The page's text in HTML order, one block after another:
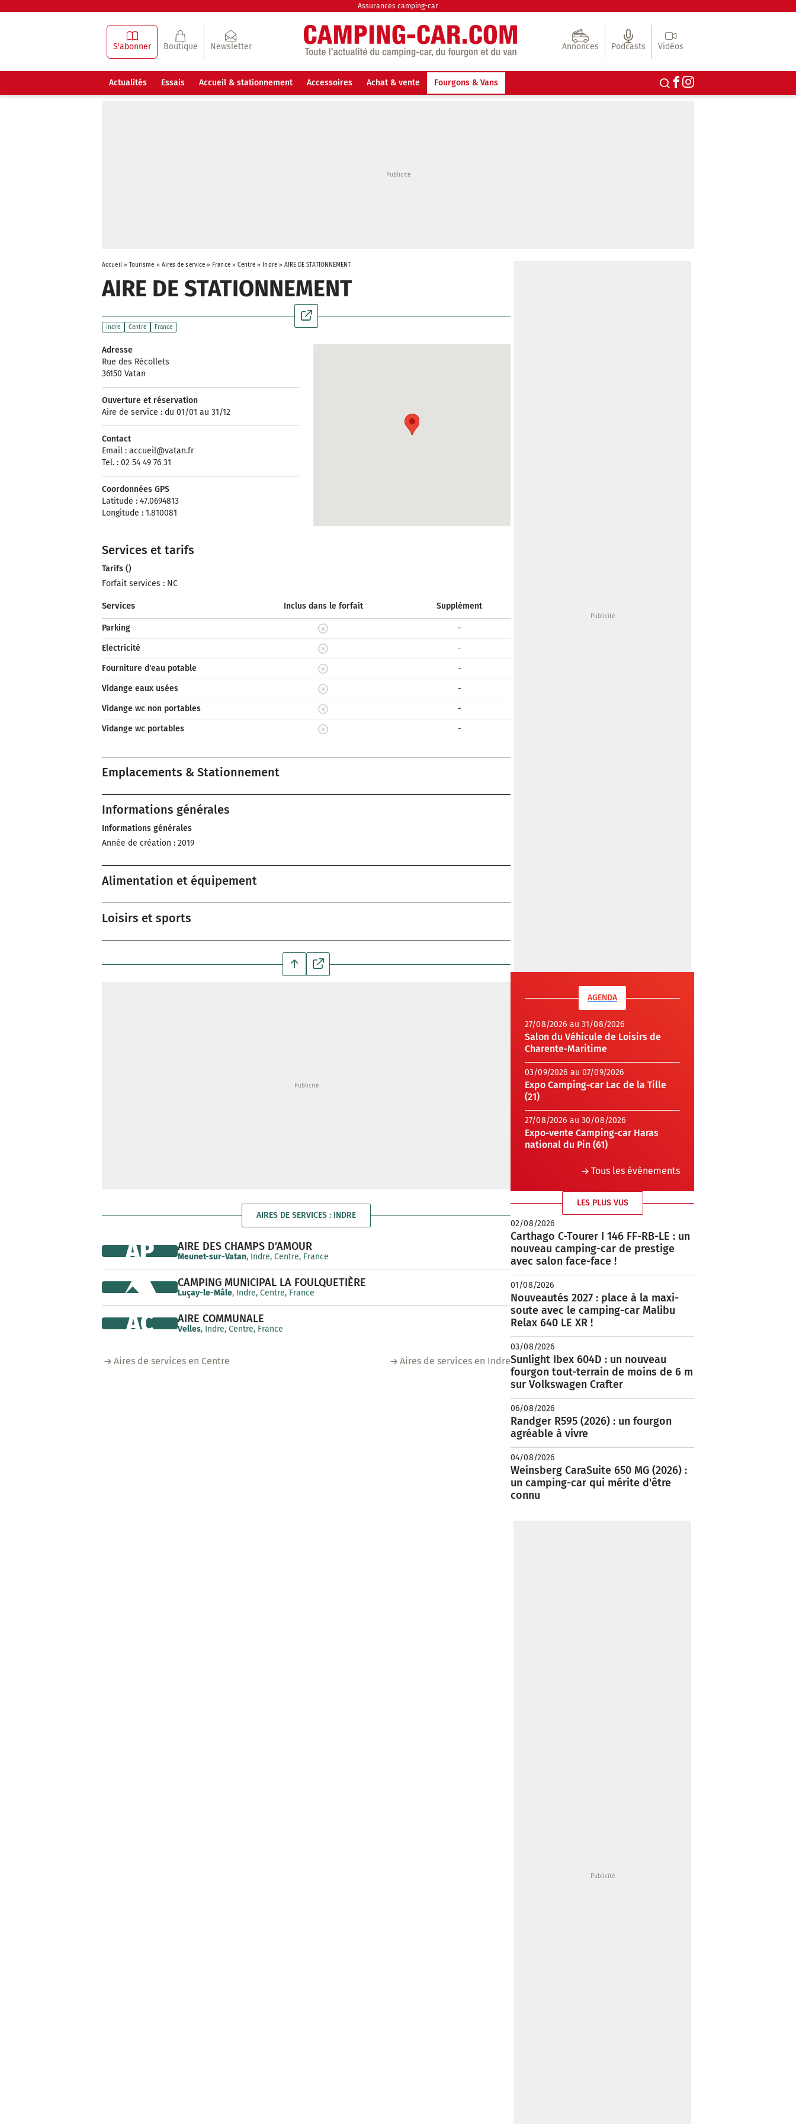
Assurances camping-car
S'abonner Boutique Newsletter Annonces Podcasts Vidéos
Actualités Essais Accueil & stationnement Accessoires Achat & vente Fourgons & Vans
Accueil» Tourisme » Aires de service » France» Centre » Indre» AIRE DE STATIONNEMENT
AIRE DE STATIONNEMENT
Indre Centre France
Adresse
Rue des Récollets
36150 Vatan
Ouverture et réservation
Aire de service : du 01/01 au 31/12
Contact
Email : accueil@vatan.fr
Tel. : 02 54 49 76 31
Coordonnées GPS
Latitude : 47.0694813
Longitude : 1.810081
Services et tarifs
Tarifs ()
Forfait services : NC
Services Inclus dans le forfait Supplément
Parking
-
Electricité
-
Fourniture d'eau potable
-
Vidange eaux usées
-
Vidange wc non portables
-
Vidange wc portables
-
Emplacements & Stationnement
Informations générales
Informations générales
Année de création : 2019
Alimentation et équipement
Loisirs et sports
AIRES DE SERVICES : INDRE
AIRE DES CHAMPS D’AMOUR
Meunet-sur-Vatan, Indre, Centre, France
AP
CAMPING MUNICIPAL LA FOULQUETIÈRE
Luçay-le-Mâle, Indre, Centre, France
AIRE COMMUNALE
Velles, Indre, Centre, France
AC
Aires de services en Centre Aires de services en Indre
AGENDA
27/08/2026 au 31/08/2026
Salon du Véhicule de Loisirs de
Charente-Maritime
03/09/2026 au 07/09/2026
Expo Camping-car Lac de la Tille
(21)
27/08/2026 au 30/08/2026
Expo-vente Camping-car Haras
national du Pin (61)
Tous les évènements
LES PLUS VUS
02/08/2026
Carthago C-Tourer I 146 FF-RB-LE : un
nouveau camping-car de prestige
avec salon face-face !
01/08/2026
Nouveautés 2027 : place à la maxi-
soute avec le camping-car Malibu
Relax 640 LE XR !
03/08/2026
Sunlight Ibex 604D : un nouveau
fourgon tout-terrain de moins de 6 m
sur Volkswagen Crafter
06/08/2026
Randger R595 (2026) : un fourgon
agréable à vivre
04/08/2026
Weinsberg CaraSuite 650 MG (2026) :
un camping-car qui mérite d'être
connu